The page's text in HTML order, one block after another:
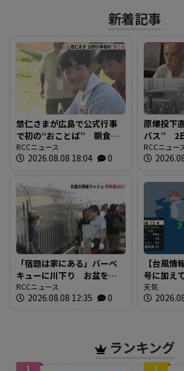
新着記事
悠仁さまが広島で公式行事
で初の“おことば” 朝食作
りや丸太切りも 福山市で
は博物館を視察
RCCニュース
2026.08.08 18:04 0
原爆投下
バス” 2
近に路線
ら復興ま
RCCニュー
「宿題は家にある」バーベ
キューに川下り お盆をふ
るさとで 帰省ラッシュピ
ークで新幹線の下りはほぼ
RCCニュース
2026.08.08 12:35 0
【台風情
号に加え
気圧」発
に日本直
天気
ランキング
1 2